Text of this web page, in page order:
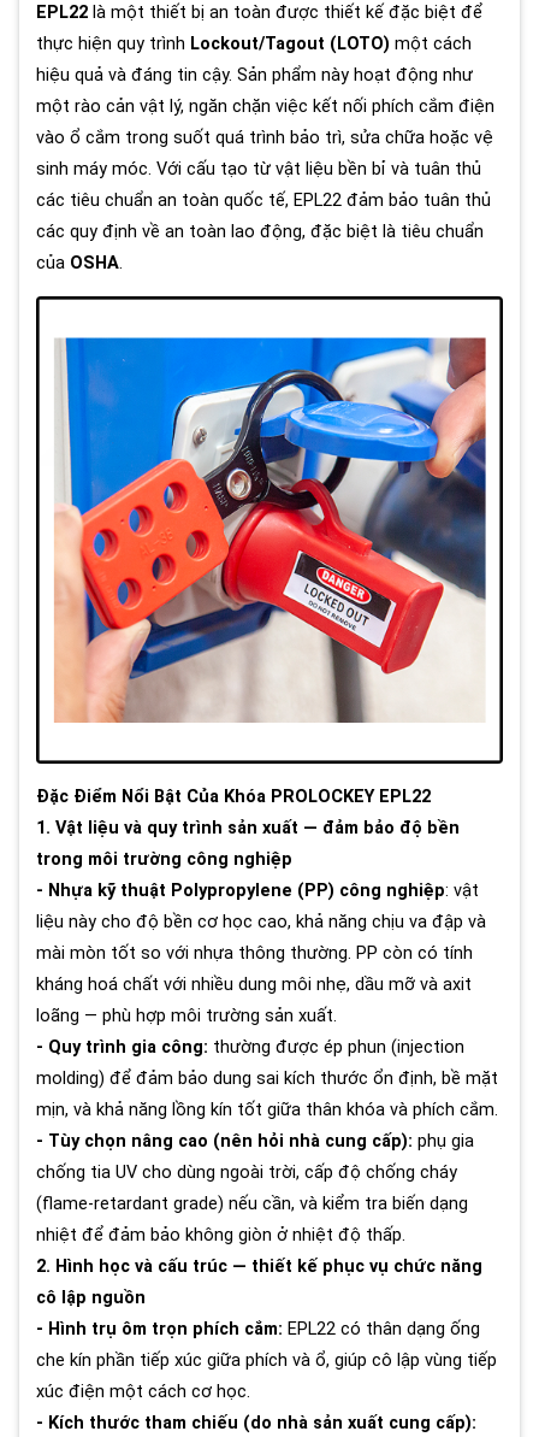
EPL22 là một thiết bị an toàn được thiết kế đặc biệt để
thực hiện quy trình Lockout/Tagout (LOTO) một cách
hiệu quả và đáng tin cậy. Sản phẩm này hoạt động như
một rào cản vật lý, ngăn chặn việc kết nối phích cắm điện
vào ổ cắm trong suốt quá trình bảo trì, sửa chữa hoặc vệ
sinh máy móc. Với cấu tạo từ vật liệu bền bỉ và tuân thủ
các tiêu chuẩn an toàn quốc tế, EPL22 đảm bảo tuân thủ
các quy định về an toàn lao động, đặc biệt là tiêu chuẩn
của OSHA.
Đặc Điểm Nổi Bật Của Khóa PROLOCKEY EPL22
1. Vật liệu và quy trình sản xuất — đảm bảo độ bền
trong môi trường công nghiệp
- Nhựa kỹ thuật Polypropylene (PP) công nghiệp: vật
liệu này cho độ bền cơ học cao, khả năng chịu va đập và
mài mòn tốt so với nhựa thông thường. PP còn có tính
kháng hoá chất với nhiều dung môi nhẹ, dầu mỡ và axit
loãng — phù hợp môi trường sản xuất.
- Quy trình gia công: thường được ép phun (injection
molding) để đảm bảo dung sai kích thước ổn định, bề mặt
mịn, và khả năng lồng kín tốt giữa thân khóa và phích cắm.
- Tùy chọn nâng cao (nên hỏi nhà cung cấp): phụ gia
chống tia UV cho dùng ngoài trời, cấp độ chống cháy
(flame-retardant grade) nếu cần, và kiểm tra biến dạng
nhiệt để đảm bảo không giòn ở nhiệt độ thấp.
2. Hình học và cấu trúc — thiết kế phục vụ chức năng
cô lập nguồn
- Hình trụ ôm trọn phích cắm: EPL22 có thân dạng ống
che kín phần tiếp xúc giữa phích và ổ, giúp cô lập vùng tiếp
xúc điện một cách cơ học.
- Kích thước tham chiếu (do nhà sản xuất cung cấp):